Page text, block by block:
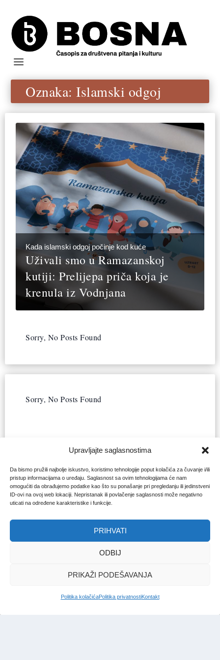
Upravljajte saglasnostima
Da bismo pružili najbolje iskustvo, koristimo tehnologije poput kolačića za čuvanje i/ili
pristup informacijama o uređaju. Saglasnost sa ovim tehnologijama će nam
omogućiti da obrađujemo podatke kao što su ponašanje pri pregledanju ili jedinstveni
ID-ovi na ovoj web lokaciji. Nepristanak ili povlačenje saglasnosti može negativno
uticati na određene karakteristike i funkcije.
PRIHVATI
ODBIJ
PRIKAŽI PODEŠAVANJA
Politika kolačićaPolitika privatnostiKontakt
Oznaka:Islamski odgoj
Kada islamski odgoj počinje kod kuće
Uživali smo u Ramazanskoj
kutiji: Prelijepa priča koja je
krenula iz Vodnjana
Sorry, No Posts Found
Sorry, No Posts Found